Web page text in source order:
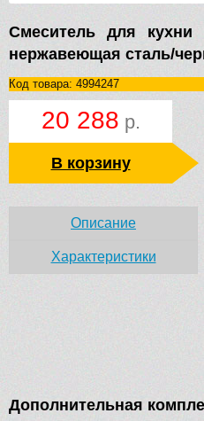
Смеситель для кухни
нержавеющая сталь/
Код товара: 4994247
20 288 р.
В корзину
Описание
Характеристики
Дополнительная